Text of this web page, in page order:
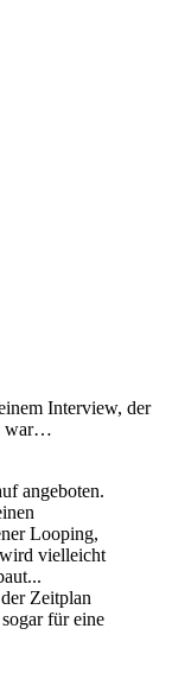
Interview, der
war…
angeboten.
Looping,
vielleicht
Zeitplan
für eine